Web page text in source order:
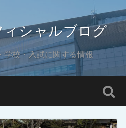
シャルブログ
学校・入試に関する情報